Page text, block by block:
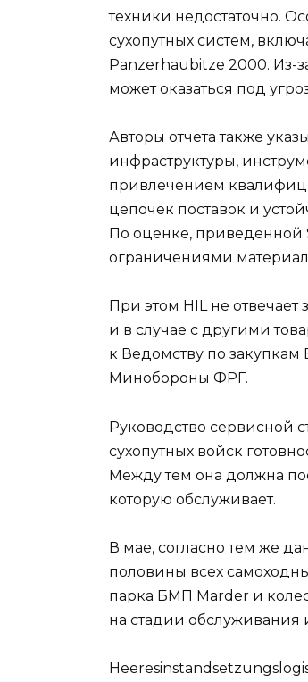
техники недостаточно.
сухопутных систем,
Panzerhaubitze 2000. Из-
может оказаться под
Авторы отчета также
инфраструктуры,
привлечением
цепочек поставок и
По оценке, приведенной
ограничениями
При этом HIL не отвечает
и в случае с другими
к Ведомству по закупкам
Минобороны ФРГ.
Руководство сервисной
сухопутных войск
Между тем она должна
которую обслуживает.
В мае, согласно тем же
половины всех
парка БМП Marder и
на стадии обслуживания